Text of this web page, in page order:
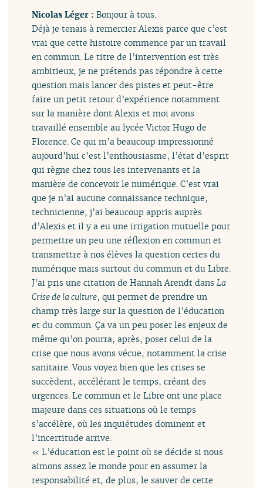
Nicolas Léger :Bonjour à tous.
Déjà je tenais à remercier Alexis parce que c’est
vrai que cette histoire commence par un travail
en commun. Le titre de l’intervention est très
ambitieux, je ne prétends pas répondre à cette
question mais lancer des pistes et peut-être
faire un petit retour d’expérience notamment
sur la manière dont Alexis et moi avons
travaillé ensemble au lycée Victor Hugo de
Florence. Ce qui m’a beaucoup impressionné
aujourd’hui c’est l’enthousiasme, l’état d’esprit
qui règne chez tous les intervenants et la
manière de concevoir le numérique. C’est vrai
que je n’ai aucune connaissance technique,
technicienne, j’ai beaucoup appris auprès
d’Alexis et il y a eu une irrigation mutuelle pour
permettre un peu une réflexion en commun et
transmettre à nos élèves la question certes du
numérique mais surtout du commun et du Libre.
J’ai pris une citation de Hannah Arendt dansLa
Crise de la culture, qui permet de prendre un
champ très large sur la question de l’éducation
et du commun. Ça va un peu poser les enjeux de
même qu’on pourra, après, poser celui de la
crise que nous avons vécue, notamment la crise
sanitaire. Vous voyez bien que les crises se
succèdent, accélérant le temps, créant des
urgences. Le commun et le Libre ont une place
majeure dans ces situations où le temps
s’accélère, où les inquiétudes dominent et
l’incertitude arrive.
« L’éducation est le point où se décide si nous
aimons assez le monde pour en assumer la
responsabilité et, de plus, le sauver de cette